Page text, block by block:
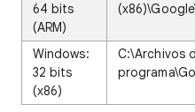
64 bits
(ARM)
Windows:
32 bits
(x86)
C:\Archivos